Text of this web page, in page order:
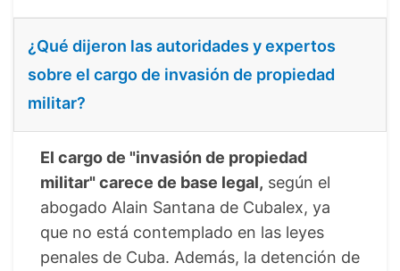
¿Qué dijeron las autoridades y expertos
sobre el cargo de invasión de propiedad
militar?
El cargo de "invasión de propiedad
militar" carece de base legal, según el
abogado Alain Santana de Cubalex, ya
que no está contemplado en las leyes
penales de Cuba. Además, la detención de